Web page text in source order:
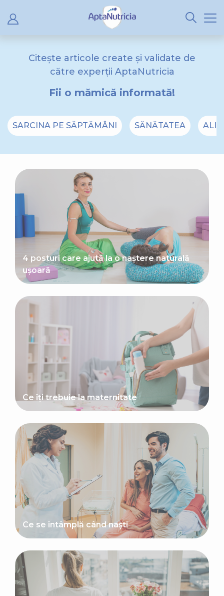
Citește articole create și validate de
către experții AptaNutricia
Fii o mămică informată!
SARCINA PE SĂPTĂMÂNI SĂNĂTATEA
4 posturi care ajută la o naștere naturală
ușoară
Ce îți trebuie la maternitate
Ce se întâmplă când naști